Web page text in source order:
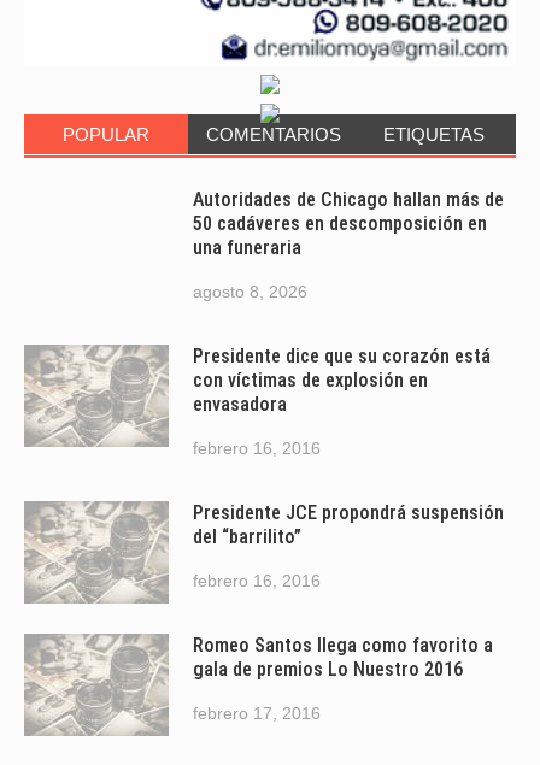
POPULAR COMENTARIOS ETIQUETAS
Autoridades de Chicago hallan más de
50 cadáveres en descomposición en
una funeraria
agosto 8, 2026
Presidente dice que su corazón está
con víctimas de explosión en
envasadora
febrero 16, 2016
Presidente JCE propondrá suspensión
del “barrilito”
febrero 16, 2016
Romeo Santos llega como favorito a
gala de premios Lo Nuestro 2016
febrero 17, 2016